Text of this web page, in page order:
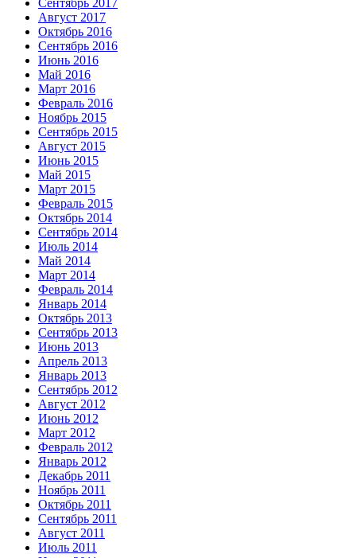
Август 2017
Октябрь 2016
Сентябрь 2016
Июнь 2016
Май 2016
Март 2016
Февраль 2016
Ноябрь 2015
Сентябрь 2015
Август 2015
Июнь 2015
Май 2015
Март 2015
Февраль 2015
Октябрь 2014
Сентябрь 2014
Июль 2014
Май 2014
Март 2014
Февраль 2014
Январь 2014
Октябрь 2013
Сентябрь 2013
Июнь 2013
Апрель 2013
Январь 2013
Сентябрь 2012
Август 2012
Июнь 2012
Март 2012
Февраль 2012
Январь 2012
Декабрь 2011
Ноябрь 2011
Октябрь 2011
Сентябрь 2011
Август 2011
Июль 2011